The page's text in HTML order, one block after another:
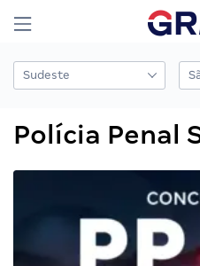
Polícia Penal